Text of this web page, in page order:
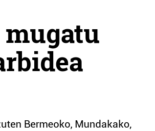
Bermeoko, Mundakako,